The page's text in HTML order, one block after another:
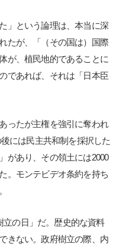
」という論理は、本当に深
たが、「（その国は）国際
が、植民地的であることに
であれば、それは「日本臣
ったが主権を強引に奪われ
には民主共和制を採択した
があり、その領土には2000
。モンテビデオ条約を持ち
の日」だ。歴史的な資料
きない。政府樹立の際、内